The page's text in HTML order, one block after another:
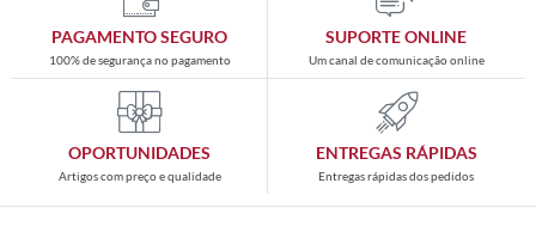
PAGAMENTO SEGURO
100% de segurança no pagamento
SUPORTE ONLINE
Um canal de comunicação online
OPORTUNIDADES
Artigos com preço e qualidade
ENTREGAS RÁPIDAS
Entregas rápidas dos pedidos